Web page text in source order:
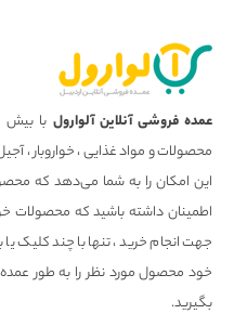
عمده فروشی آنلاین آلوارول با بیش
محصولات و مواد غذایی ، خواروبار ،
این امکان را به شما می‌دهد که
اطمینان داشته باشید که محصولات
جهت انجام خرید ، تنها با چند کلیک
خود محصول مورد نظر را به طور
بگیرید.